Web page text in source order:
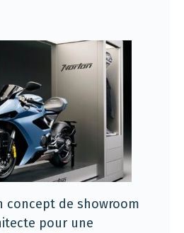
concept de showroom
pour une